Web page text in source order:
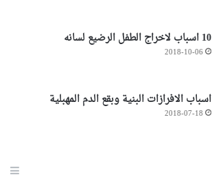
10 اسباب لاخراج الطفل الرضيع لسانه
2018-10-06
اسباب الافرازات البنية وبقع الدم المهبلية
2018-07-18